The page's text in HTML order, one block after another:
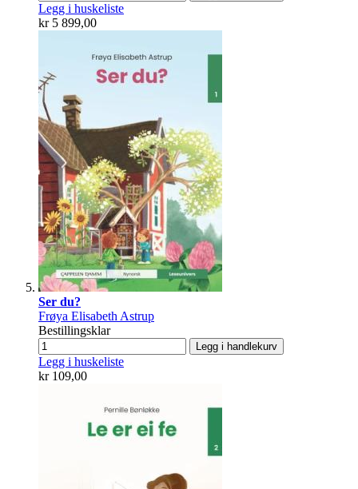
Legg i huskeliste
kr 5 899,00
Ser du?
Frøya Elisabeth Astrup
Bestillingsklar
Legg i handlekurv
Legg i huskeliste
kr 109,00